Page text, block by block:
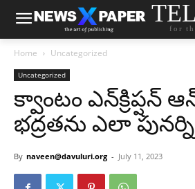
for
Home Uncategorized
Uncategorized
క్వాంటం ఎన్‌క్రిప్షన్
భద్రతను ఎలా
By naveen@davuluri.org - July 11, 2023